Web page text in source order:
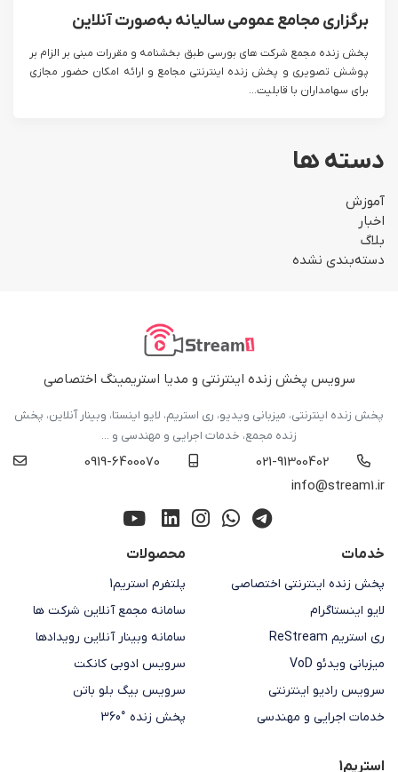
برگزاری مجامع عمومی سالیانه به‌صورت آنلاین
پخش زنده مجمع شرکت های بورسی طبق بخشنامه و مقررات مبنی بر الزام بر
پوشش تصویری و پخش زنده اینترنتی مجامع و ارائه امکان حضور مجازی
برای سهامداران با قابلیت...
دسته ها
آموزش
اخبار
بلاگ
دسته‌بندی نشده
سرویس پخش زنده اینترنتی و مدیا استریمینگ اختصاصی
پخش زنده اینترنتی، میزبانی ویدیو، ری استریم، لایو اینستا، وبینار آنلاین، پخش
زنده مجمع، خدمات اجرایی و مهندسی و ...
021-91300402
0919-6400070
info@stream1.ir
خدمات
پخش زنده اینترنتی اختصاصی
لایو اینستاگرام
ری استریم ReStream
میزبانی ویدئو VoD
سرویس رادیو اینترنتی
خدمات اجرایی و مهندسی
محصولات
پلتفرم استریم1
سامانه مجمع آنلاین شرکت ها
سامانه وبینار آنلاین رویدادها
سرویس ادوبی کانکت
سرویس بیگ بلو باتن
پخش زنده °360
استریم1